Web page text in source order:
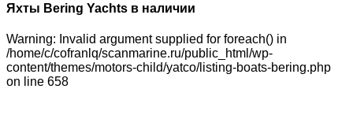
Яхты Bering Yachts в наличии
Warning: Invalid argument supplied for foreach() in
/home/c/cofranlq/scanmarine.ru/public_html/wp-
content/themes/motors-child/yatco/listing-boats-bering.php
on line 658